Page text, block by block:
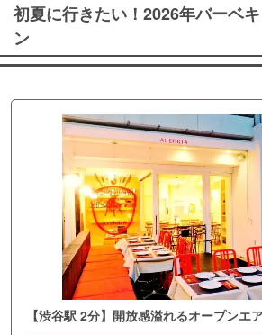
初夏に行きたい！2026年バーベ
ン
【渋谷駅 2分】開放感溢れるオープンエ